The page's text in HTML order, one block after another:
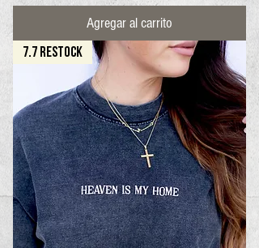
Agregar al carrito
7.7 RESTOCK